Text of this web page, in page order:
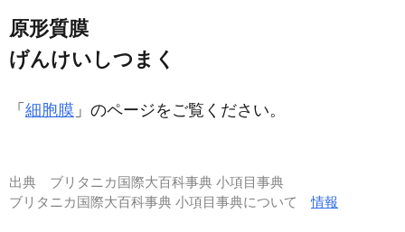
原形質膜
げんけいしつまく
「 細胞膜 」のページをご覧ください。
出典 ブリタニカ国際大百科事典 小項目事典
ブリタニカ国際大百科事典 小項目事典について情報